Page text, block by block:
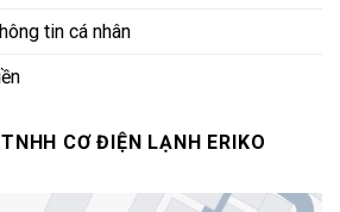
phẩm van phao Miha
gia đình đến các công trình công
giúp ngăn không cho các vật thể
bơm, bảo vệ thiết bị và nâng cao
tin cá nhân
CƠ ĐIỆN LẠNH ERIKO